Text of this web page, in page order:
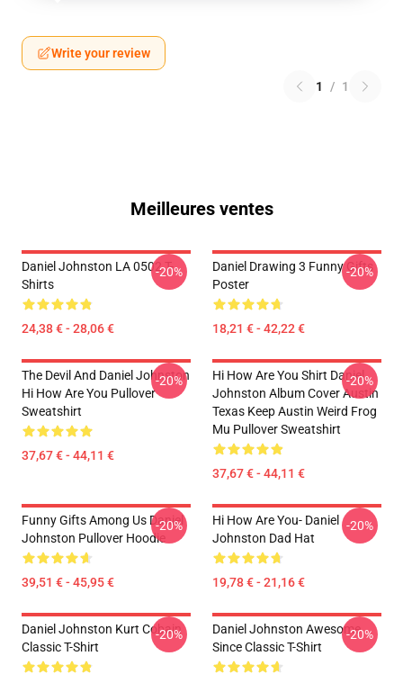
Write your review
1 / 1
Meilleures ventes
Daniel Johnston LA 0502 T-
Shirts
24,38 € - 28,06 €
-20%
Daniel Drawing 3 Funny Gifts
Poster
18,21 € - 42,22 €
-20%
The Devil And Daniel Johnston
Hi How Are You Pullover
Sweatshirt
37,67 € - 44,11 €
-20%
Hi How Are You Shirt Daniel
Johnston Album Cover Austin
Texas Keep Austin Weird Frog
Mu Pullover Sweatshirt
37,67 € - 44,11 €
-20%
Funny Gifts Among Us Daniel
Johnston Pullover Hoodie
39,51 € - 45,95 €
-20%
Hi How Are You- Daniel
Johnston Dad Hat
19,78 € - 21,16 €
-20%
Daniel Johnston Kurt Cobain
Classic T-Shirt
-20%
Daniel Johnston Awesome
Since Classic T-Shirt
-20%